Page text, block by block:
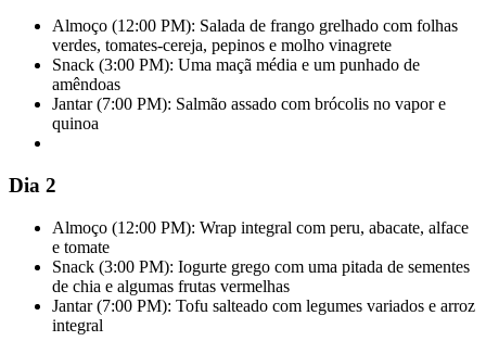
Almoço (12:00 PM): Salada de frango grelhado com folhas
verdes, tomates-cereja, pepinos e molho vinagrete
Snack (3:00 PM): Uma maçã média e um punhado de
amêndoas
Jantar (7:00 PM): Salmão assado com brócolis no vapor e
quinoa
Dia 2
Almoço (12:00 PM): Wrap integral com peru, abacate, alface
e tomate
Snack (3:00 PM): Iogurte grego com uma pitada de sementes
de chia e algumas frutas vermelhas
Jantar (7:00 PM): Tofu salteado com legumes variados e arroz
integral